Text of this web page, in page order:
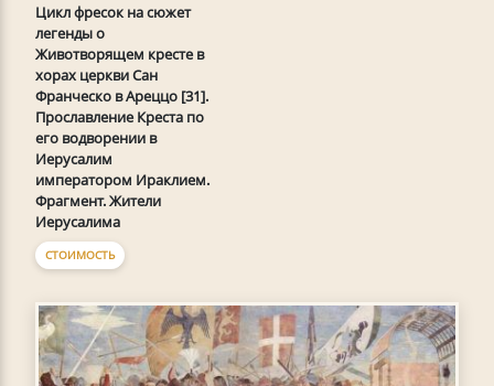
Цикл фресок на сюжет
легенды о
Животворящем кресте в
хорах церкви Сан
Франческо в Ареццо [31].
Прославление Креста по
его водворении в
Иерусалим
императором Ираклием.
Фрагмент. Жители
Иерусалима
СТОИМОСТЬ